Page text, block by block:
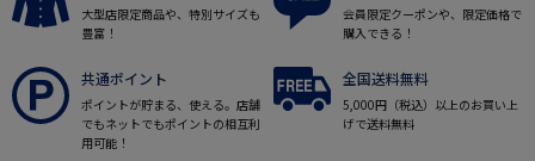
大型店限定商品や、特別サイズも
豊富！
会員限定クーポンや、限定価格で
購入できる！
共通ポイント
ポイントが貯まる、使える。店舗
でもネットでもポイントの相互利
用可能！
全国送料無料
5,000円（税込）以上のお買い上
げで送料無料